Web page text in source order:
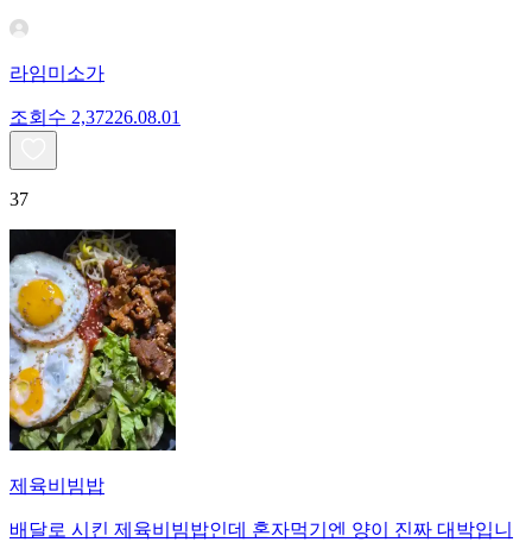
라임미소가
조회수 2,37226.08.01
37
제육비빔밥
배달로 시킨 제육비빔밥인데 혼자먹기엔 양이 진짜 대박입니